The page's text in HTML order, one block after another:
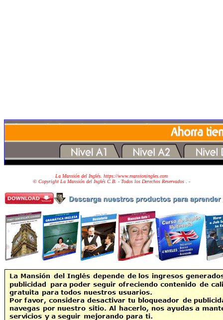
La Mansión del Inglés. https://www.mansioningles.com
© Copyright La Mansión del Inglés C.B. - Todos los Derechos Reservados
. -